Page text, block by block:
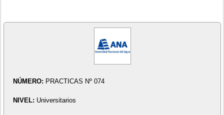
NÚMERO: PRACTICAS Nº 074
NIVEL: Universitarios